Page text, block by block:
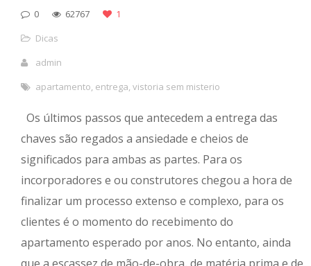
0 62767
1
Dicas
admin
apartamento, entrega,vistoria sem misterio
Os últimos passos que antecedem a entrega das
chaves são regados a ansiedade e cheios de
significados para ambas as partes. Para os
incorporadores e ou construtores chegou a hora de
finalizar um processo extenso e complexo, para os
clientes é o momento do recebimento do
apartamento esperado por anos. No entanto, ainda